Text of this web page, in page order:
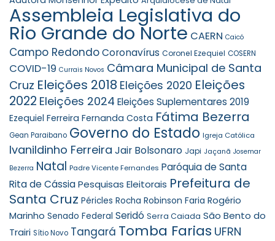
Assembleia Legislativa do
Rio Grande do Norte CAERN Caicó
Campo RedondoCoronavírus Coronel Ezequiel COSERN
COVID-19 Currais Novos Câmara Municipal de Santa
Cruz Eleições 2018 Eleições 2020 Eleições
2022 Eleições 2024 Eleições Suplementares 2019
Ezequiel Ferreira Fernanda Costa Fátima Bezerra
Gean Paraibano Governo do Estado Igreja Católica
Ivanildinho Ferreira Jair Bolsonaro Japi Jaçanã Josemar
Bezerra Natal Padre Vicente Fernandes Paróquia de Santa
Rita de CássiaPesquisas Eleitorais Prefeitura de
Santa Cruz Péricles Rocha Robinson Faria Rogério
Marinho Senado Federal Seridó Serra Caiada São Bento do
Trairi Sítio Novo Tangará Tomba Farias UFRN